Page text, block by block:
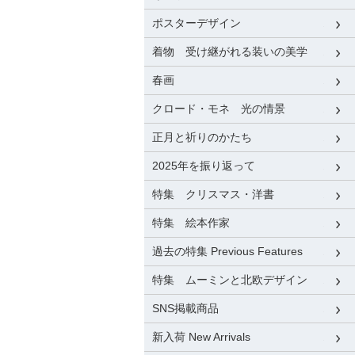
ポスターデザイン
着物 受け継がれる装いの美学
春画
クロード・モネ 光の情景
正月と祈りのかたち
2025年を振り返って
特集 クリスマス・洋書
特集 絵本作家
過去の特集 Previous Features
特集 ムーミンと北欧デザイン
SNS掲載商品
新入荷 New Arrivals